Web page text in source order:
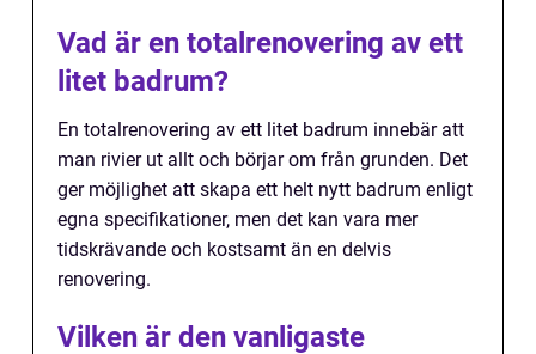
Vad är en totalrenovering av ett
litet badrum?
En totalrenovering av ett litet badrum innebär att
man rivier ut allt och börjar om från grunden. Det
ger möjlighet att skapa ett helt nytt badrum enligt
egna specifikationer, men det kan vara mer
tidskrävande och kostsamt än en delvis
renovering.
Vilken är den vanligaste